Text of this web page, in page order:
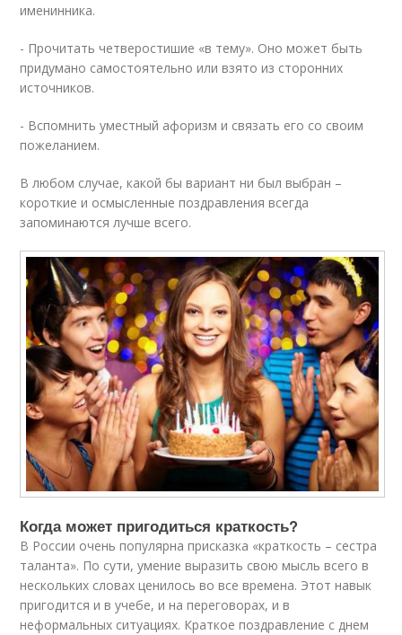
именинника.
- Прочитать четверостишие «в тему». Оно может быть
придумано самостоятельно или взято из сторонних
источников.
- Вспомнить уместный афоризм и связать его со своим
пожеланием.
В любом случае, какой бы вариант ни был выбран –
короткие и осмысленные поздравления всегда
запоминаются лучше всего.
Когда может пригодиться краткость?
В России очень популярна присказка «краткость – сестра
таланта». По сути, умение выразить свою мысль всего в
нескольких словах ценилось во все времена. Этот навык
пригодится и в учебе, и на переговорах, и в
неформальных ситуациях. Краткое поздравление с днем